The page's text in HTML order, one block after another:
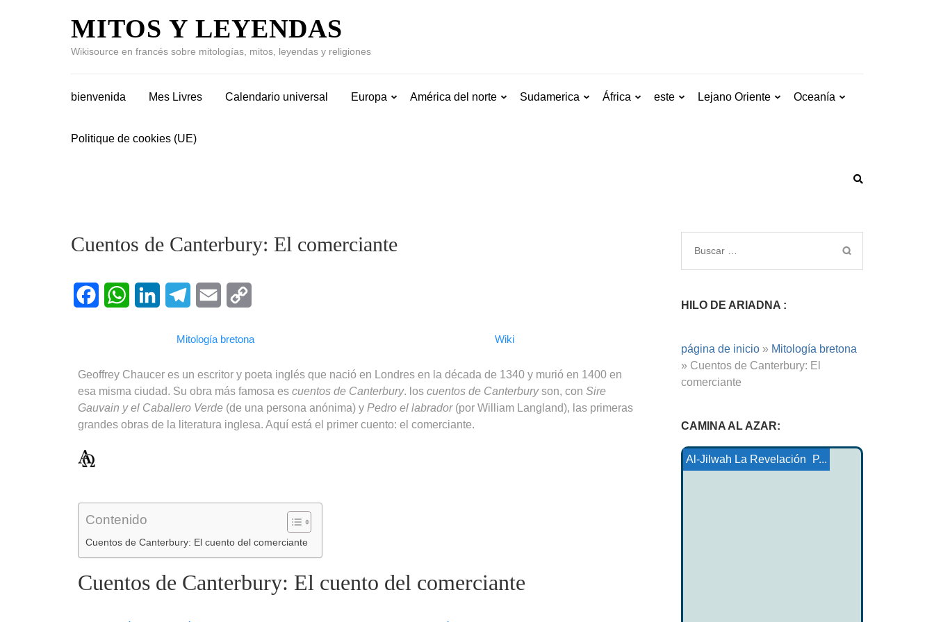
MITOS Y LEYENDAS
Wikisource en francés sobre mitologías, mitos, leyendas y religiones
bienvenida Mes Livres Calendario universal Europa América del norte Sudamerica África este Lejano Oriente Oceanía
Politique de cookies (UE)
Cuentos de Canterbury: El comerciante
Link
Mitología bretona Wiki
Geoffrey Chaucer es un escritor y poeta inglés que nació en Londres en la década de 1340 y murió en 1400 en
esa misma ciudad. Su obra más famosa es cuentos de Canterbury. los cuentos de Canterburyson, con Sire
Gauvain y el Caballero Verde (de una persona anónima) y Pedro el labrador(por William Langland), las primeras
grandes obras de la literatura inglesa. Aquí está el primer cuento: el comerciante.
Contenido
Cuentos de Canterbury: El cuento del comerciante
Cuentos de Canterbury: El cuento del comerciante
HILO DE ARIADNA :
página de inicio» Mitología bretona
» Cuentos de Canterbury: El
comerciante
CAMINA AL AZAR:
Glosario en L (celta)
Cuentos vascos 17
Cuento Tsimshian: El Mee...
Cuento Ojibwa: Rainbow P...
Lakota Tale: Jefe Roma...
Mitología Ahtna-Tanaima
Al-Jilwah La Revelación